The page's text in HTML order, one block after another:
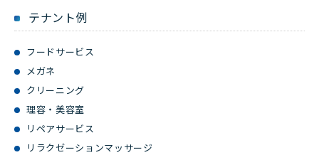
テナント例
フードサービス
メガネ
クリーニング
理容・美容室
リペアサービス
リラクゼーションマッサージ